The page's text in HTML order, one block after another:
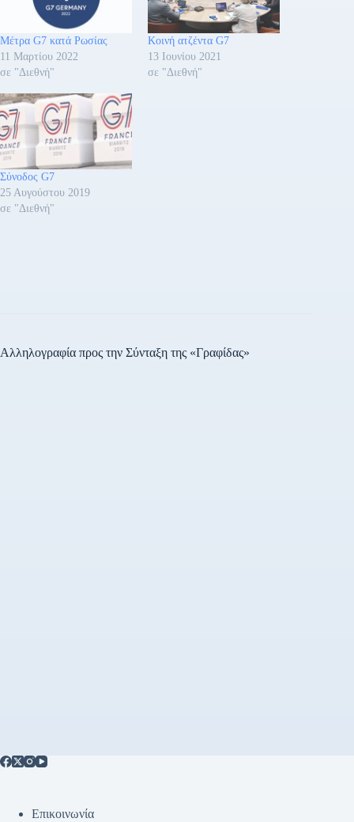
Μέτρα G7 κατά Ρωσίας
11 Μαρτίου 2022
σε "Διεθνή"
Κοινή ατζέντα G7
13 Ιουνίου 2021
σε "Διεθνή"
Σύνοδος G7
25 Αυγούστου 2019
σε "Διεθνή"
Αλληλογραφία προς την Σύνταξη της «Γραφίδας»
Επικοινωνία